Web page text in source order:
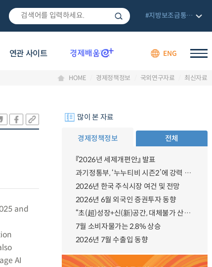
연관 사이트 ENG
#지방보조금통합관리망
HOME 경제정책정보 국외연구자료 최신자료
and
AI
많이 본 자료
경제정책정보 전체
『2026년 세제개편안』 발표
과기정통부, ‘누누티비 시즌2’에 강력 대응 의지 밝혀
2026년 한국 주식시장 여건 및 전망
2026년 6월 외국인 증권투자 동향
“초(超)성장+신(新)공간, 대체불가 산업강국”
7월 소비자물가는 2.8% 상승
2026년 7월 수출입 동향